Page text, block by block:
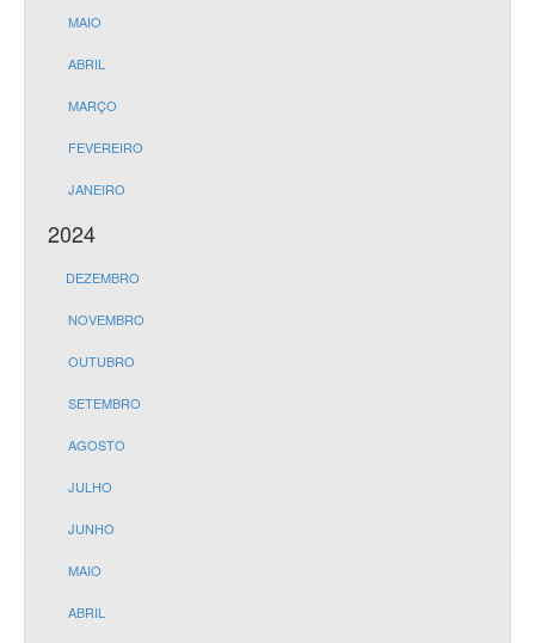
MAIO
ABRIL
MARÇO
FEVEREIRO
JANEIRO
2024
DEZEMBRO
NOVEMBRO
OUTUBRO
SETEMBRO
AGOSTO
JULHO
JUNHO
MAIO
ABRIL